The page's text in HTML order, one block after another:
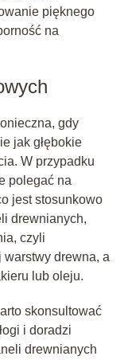
pięknego
na
gdy
jak głębokie
W przypadku
polegać na
jest stosunkowo
drewnianych,
czyli
drewna, a
lub oleju.
skonsultować
i doradzi
drewnianych